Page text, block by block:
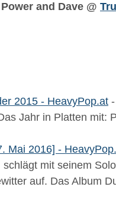
and Dave @
2015 - HeavyPop.at
Jahr in Platten mit:
Mai 2016] -
mit seinem
auf. Das Album